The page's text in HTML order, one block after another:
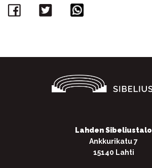
Facebook
Twitter
Lahden Sibeliustalo
Ankkurikatu 7
15140 Lahti